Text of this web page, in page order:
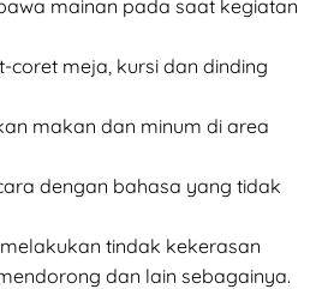
mainan pada saat kegiatan
coret meja, kursi dan dinding
makan dan minum di area
dengan bahasa yang tidak
tindak kekerasan
dan lain sebagainya.